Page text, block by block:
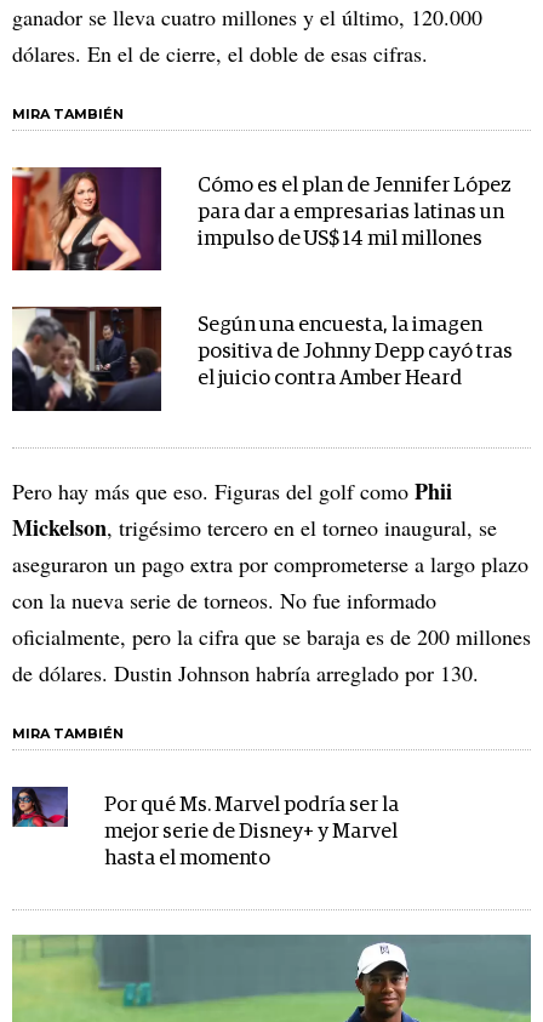
ganador se lleva cuatro millones y el último, 120.000
dólares. En el de cierre, el doble de esas cifras.
MIRA TAMBIÉN
Cómo es el plan de Jennifer López
para dar a empresarias latinas un
impulso de US$ 14 mil millones
Según una encuesta, la imagen
positiva de Johnny Depp cayó tras
el juicio contra Amber Heard
Pero hay más que eso. Figuras del golf como Phii
Mickelson, trigésimo tercero en el torneo inaugural, se
aseguraron un pago extra por comprometerse a largo plazo
con la nueva serie de torneos. No fue informado
oficialmente, pero la cifra que se baraja es de 200 millones
de dólares. Dustin Johnson habría arreglado por 130.
MIRA TAMBIÉN
Por qué Ms. Marvel podría ser la
mejor serie de Disney+ y Marvel
hasta el momento